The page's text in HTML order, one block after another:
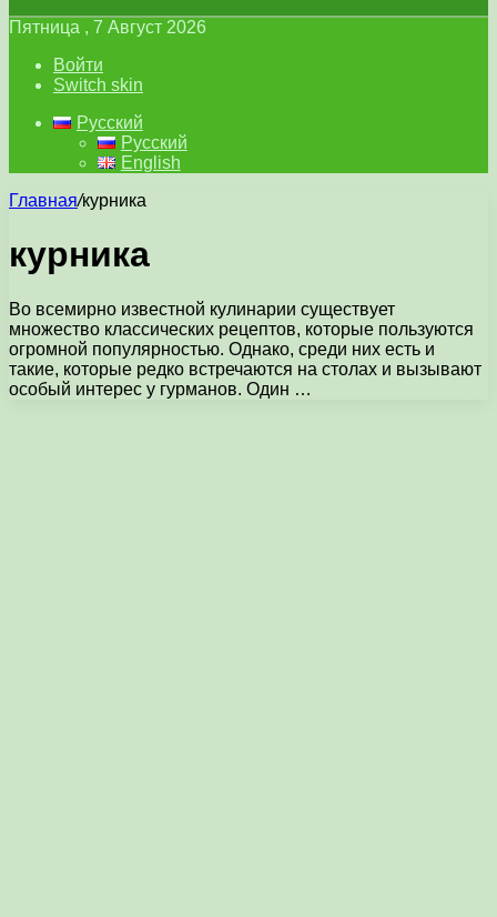
Пятница , 7 Август 2026
Войти
Switch skin
Русский
Русский
English
Главная/курника
курника
Во всемирно известной кулинарии существует
множество классических рецептов, которые пользуются
огромной популярностью. Однако, среди них есть и
такие, которые редко встречаются на столах и вызывают
особый интерес у гурманов. Один …